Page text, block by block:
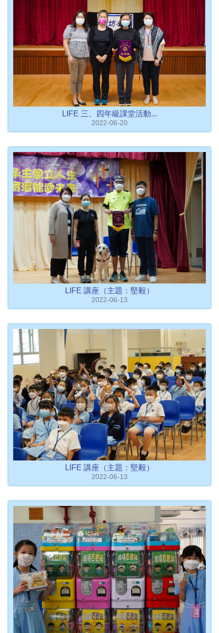
LIFE 三、四年級課堂活動...
2022-06-20
LIFE 講座（主題：堅毅）
2022-06-13
LIFE 講座（主題：堅毅）
2022-06-13